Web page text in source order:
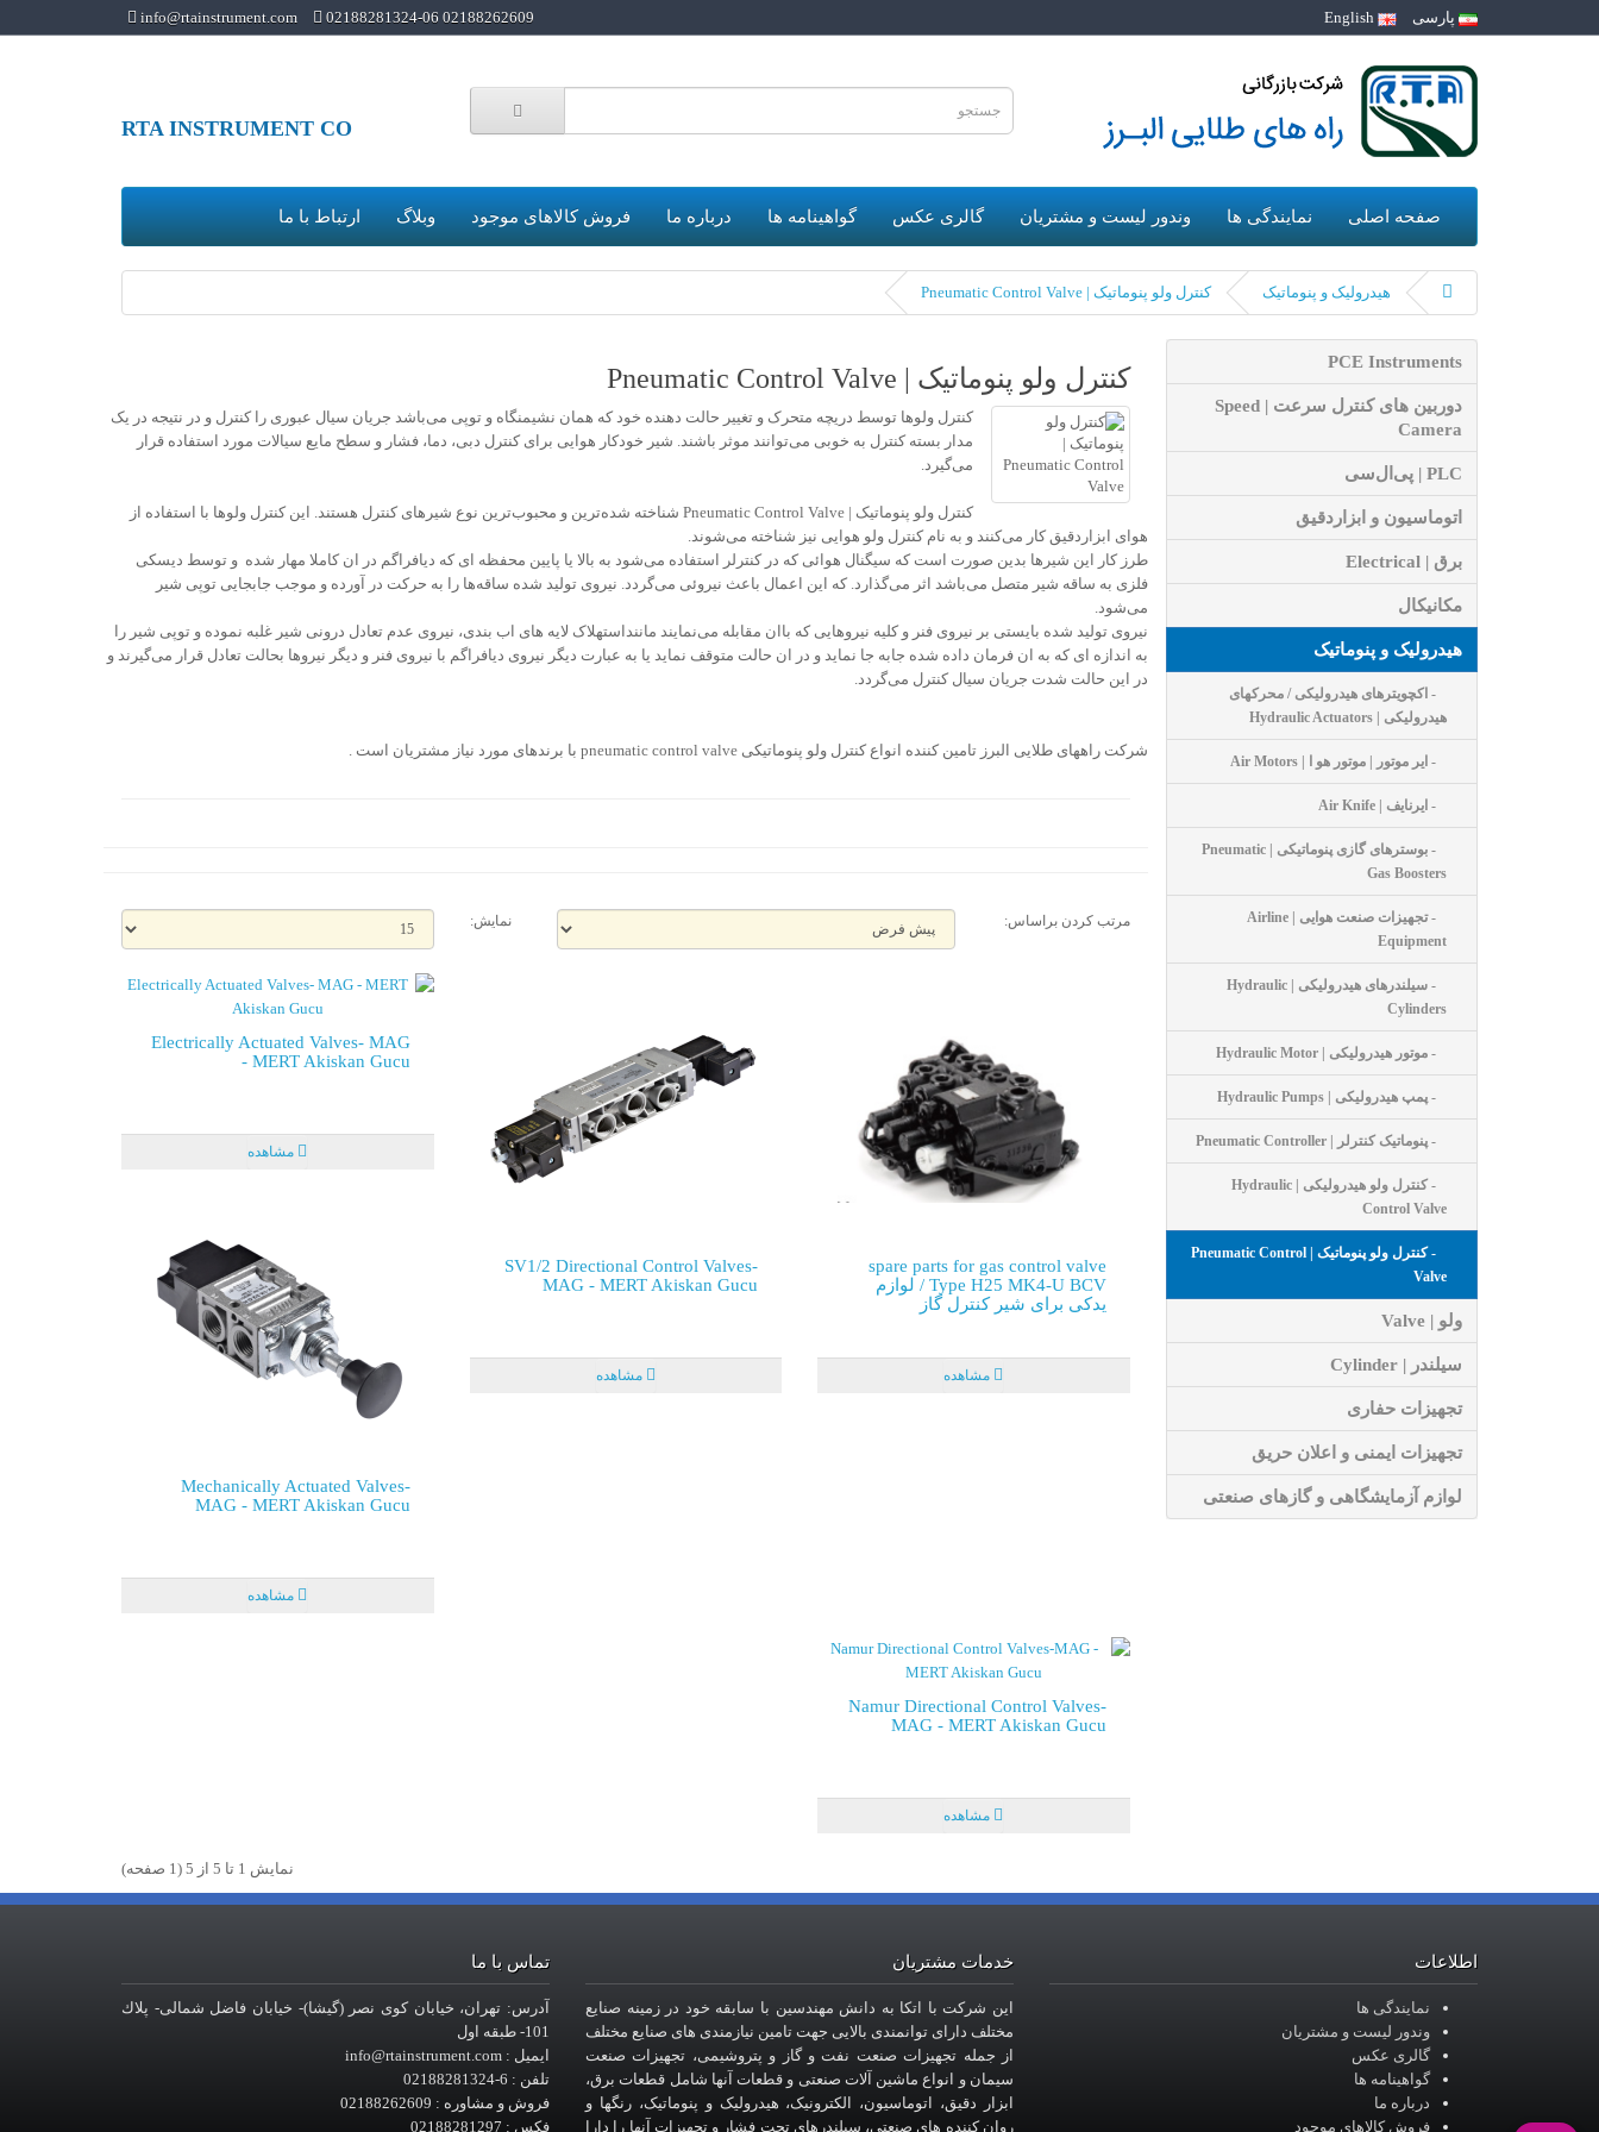
پارسی 02188262609 02188281324-06
info@rtainstrument.com
RTA INSTRUMENT CO
صفحه اصلی نمایندگی ها وندور لیست و مشتریان گالری عکس گواهینامه ها درباره ما فروش کالاهای موجود وبلاگ ارتباط با ما
هیدرولیک و پنوماتیک کنترل ولو پنوماتیک | Pneumatic Control Valve
PCE Instruments
دوربین های کنترل سرعت | Speed
Camera
PLC | پی‌ال‌سی
اتوماسیون و ابزاردقیق
برق | Electrical
مکانیکال
هیدرولیک و پنوماتیک
- اکچویترهای هیدرولیکی / محرکهای
هیدرولیکی | Hydraulic Actuators
- ایر موتور | موتور هو ا | Air Motors
- ایرنایف | Air Knife
- بوسترهای گازی پنوماتیکی | Pneumatic
Gas Boosters
- تجهیزات صنعت هوایی | Airline
Equipment
- سیلندرهای هیدرولیکی | Hydraulic
Cylinders
- موتور هیدرولیکی | Hydraulic Motor
- پمپ هیدرولیکی | Hydraulic Pumps
- پنوماتیک کنترلر | Pneumatic Controller
- کنترل ولو هیدرولیکی | Hydraulic
Control Valve
- کنترل ولو پنوماتیک | Pneumatic Control
Valve
ولو | Valve
سیلندر | Cylinder
تجهیزات حفاری
تجهیزات ایمنی و اعلان حریق
لوازم آزمایشگاهی و گازهای صنعتی
کنترل ولو پنوماتیک | Pneumatic Control Valve
کنترل ولوها توسط دریچه متحرک و تغییر حالت دهنده خود که همان نشیمنگاه و توپی می‌باشد جریان سیال عبوری را کنترل و در نتیجه در یک
مدار بسته کنترل به خوبی می‌توانند موثر باشند. شیر خودکار هوایی برای کنترل دبی، دما، فشار و سطح مایع سیالات مورد استفاده قرار
می‌گیرد.
کنترل ولو پنوماتیک | Pneumatic Control Valve شناخته شده‌ترین و محبوب‌ترین نوع شیرهای کنترل هستند. این کنترل ولوها با استفاده از
هوای ابزاردقیق کار می‌کنند و به نام کنترل ولو هوایی نیز شناخته می‌شوند.
طرز کار این شیرها بدین صورت است که سیگنال هوائی که در کنترلر استفاده می‌شود به بالا یا پایین محفظه ای که دیافراگم در ان کاملا مهار شده و توسط دیسکی
فلزی به ساقه شیر متصل می‌باشد اثر می‌گذارد. که این اعمال باعث نیروئی می‌گردد. نیروی تولید شده ساقه‌ها را به حرکت در آورده و موجب جابجایی توپی شیر
می‌شود.
نیروی تولید شده بایستی بر نیروی فنر و کلیه نیروهایی که باان مقابله می‌نمایند ماننداستهلاک لایه های اب بندی، نیروی عدم تعادل درونی شیر غلبه نموده و توپی شیر را
به اندازه ای که به ان فرمان داده شده جابه جا نماید و در ان حالت متوقف نماید یا به عبارت دیگر نیروی دیافراگم با نیروی فنر و دیگر نیروها بحالت تعادل قرار می‌گیرند و
در این حالت شدت جریان سیال کنترل می‌گردد.
شرکت راههای طلایی البرز تامین کننده انواع کنترل ولو پنوماتیکی pneumatic control valve با برندهای مورد نیاز مشتریان است .
مرتب کردن براساس: نمایش:
spare parts for gas control valve
Type H25 MK4-U BCV / لوازم
یدکی برای شیر کنترل گاز
مشاهده
SV1/2 Directional Control Valves-
MAG - MERT Akiskan Gucu
مشاهده
Electrically Actuated Valves- MAG
- MERT Akiskan Gucu
مشاهده
Mechanically Actuated Valves-
MAG - MERT Akiskan Gucu
مشاهده
Namur Directional Control Valves-
MAG - MERT Akiskan Gucu
مشاهده
نمايش 1 تا 5 از 5 (1 صفحه)
اطلاعات
نمایندگی ها
وندور لیست و مشتریان
گالری عکس
گواهینامه ها
درباره ما
فروش کالاهای موجود
خدمات مشتریان
این شرکت با اتکا به دانش مهندسین با سابقه خود در زمینه صنایع
مختلف دارای توانمندی بالایی جهت تامین نیازمندی های صنایع مختلف
از جمله تجهیزات صنعت نفت و گاز و پتروشیمی، تجهیزات صنعت
سیمان و انواع ماشین آلات صنعتی و قطعات آنها شامل قطعات برق،
ابزار دقیق، اتوماسیون، الکترونیک، هیدرولیک و پنوماتیک، رنگها و
روان کننده های صنعتی، سیلندرهای تحت فشار و تجهیزات آنها را دارا
تماس با ما
آدرس: تهران، خيابان کوی نصر (گیشا)- خيابان فاضل شمالی- پلاك
101- طبقه اول
ایمیل : info@rtainstrument.com
تلفن : 6-02188281324
فروش و مشاوره : 02188262609
فکس : 02188281297